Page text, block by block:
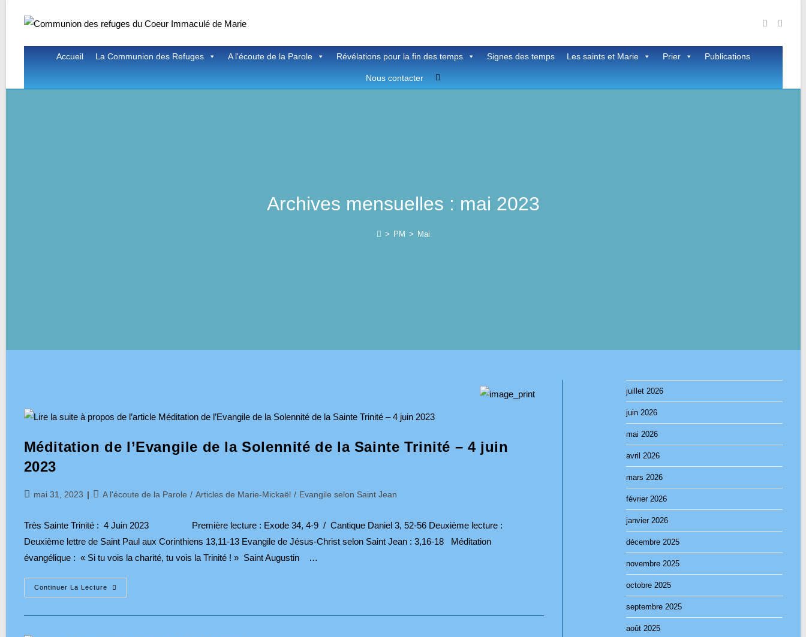
Accueil La Communion des Refuges A l'écoute de la Parole Révélations pour la fin des temps Signes des temps Les saints et Marie Prier Publications
Nous contacter Toggle
Archives mensuelles : mai 2023
> PM > Mai
Méditation de l’Evangile de la Solennité de la Sainte Trinité – 4 juin
2023
Publication
mai 31, 2023
PostA l'écoute de la Parole / Articles de Marie-Mickaël / Evangile selon Saint Jean
Très Sainte Trinité : 4 Juin 2023 Première lecture : Exode 34, 4-9 / Cantique Daniel 3, 52-56 Deuxième lecture :
Deuxième lettre de Saint Paul aux Corinthiens 13,11-13 Evangile de Jésus-Christ selon Saint Jean : 3,16-18 Méditation
évangélique : « Si tu vois la charité, tu vois la Trinité ! » Saint Augustin …
Continuer La LectureMéditation
De
De
juillet 2026
juin 2026
mai 2026
avril 2026
mars 2026
février 2026
janvier 2026
décembre 2025
novembre 2025
octobre 2025
septembre 2025
août 2025